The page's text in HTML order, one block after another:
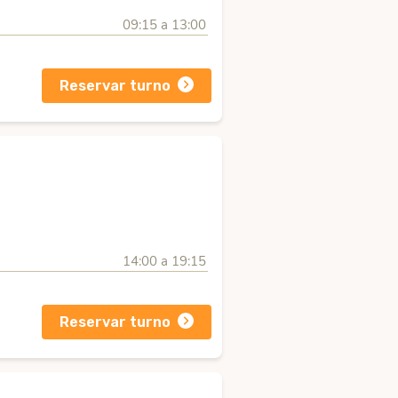
09:15 a 13:00
Reservar turno
14:00 a 19:15
Reservar turno